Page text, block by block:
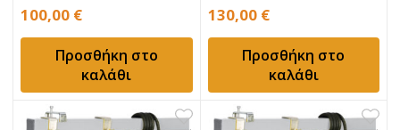
100,00 €
Προσθήκη στο
καλάθι
130,00 €
Προσθήκη στο
καλάθι